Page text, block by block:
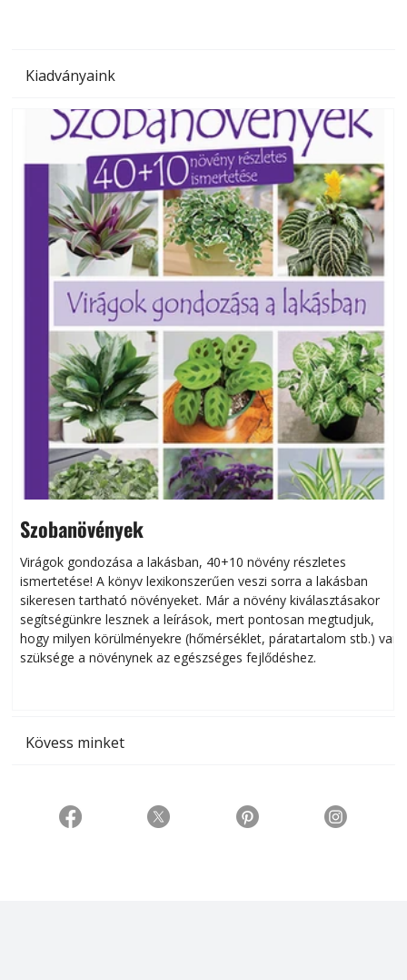
Kiadványaink
Szobanövények
Virágok gondozása a lakásban, 40+10 növény részletes
ismertetése! A könyv lexikonszerűen veszi sorra a lakásban
sikeresen tart­ha­tó növényeket. Már a növény kiválasztásakor
segítségünkre lesznek a leírások, mert pontosan megtudjuk,
hogy milyen körülményekre (hőmérséklet, páratartalom stb.) van
szüksége a növénynek az egészséges fejlődéshez.
Kövess minket